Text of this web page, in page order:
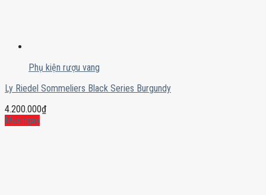
Phụ kiện rượu vang
Ly Riedel Sommeliers Black Series Burgundy
4.200.000₫
Mua ngay